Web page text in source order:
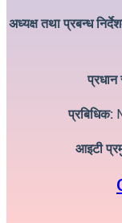
अध्यक्ष तथा प्रबन्ध
प्रधान
प्रबिधिक:
आइटी